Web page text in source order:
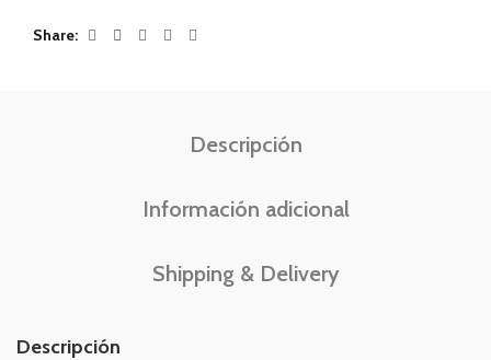
Share
Descripción
Información adicional
Shipping & Delivery
Descripción